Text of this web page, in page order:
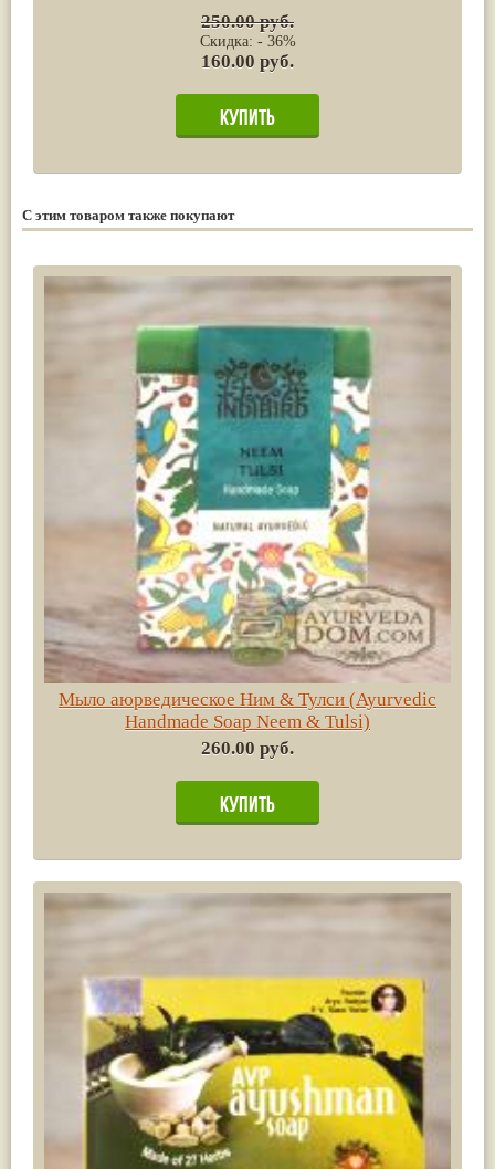
250.00 руб.
Скидка: - 36%
160.00 руб.
С этим товаром также покупают
Мыло аюрведическое Ним & Тулси (Ayurvedic
Handmade Soap Neem & Tulsi)
260.00 руб.